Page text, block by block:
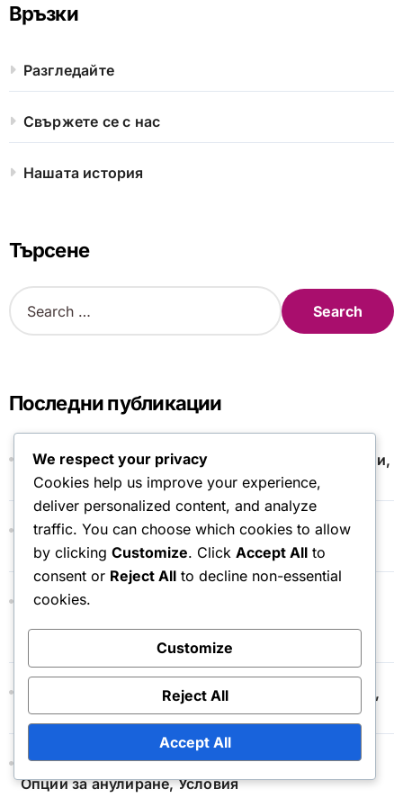
Връзки
Разгледайте
Свържете се с нас
Нашата история
Търсене
S
e
h
f
o
r
Последни публикации
Магазин за токени на събития: Сезонни промени,
Ограничени предложения, Актуализации
Сигурност на месечния абонамент: Съвети,
безопасност на акаунта, рискове от фишинг
Бонуси за месечен абонамент: Преглед на
подобрения в геймплея
Магазин за токени на събития: Чести проблеми,
отстраняване на неизправности, поддръжка
Подновяване на месечен абонамент: Процес,
Опции за анулиране, Условия
We respect your privacy
Cookies help us improve your experience,
deliver personalized content, and analyze
traffic. You can choose which cookies to allow
by clicking Customize. Click Accept All to
consent or Reject All to decline non-essential
cookies.
Customize
Reject All
Accept All